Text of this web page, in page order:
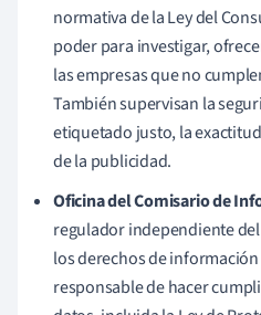
normativa de la Ley del
poder para investigar,
las empresas que no
También supervisan la
etiquetado justo, la
de la publicidad.
Oficina del Comisario de
regulador independiente
los derechos de
responsable de hacer